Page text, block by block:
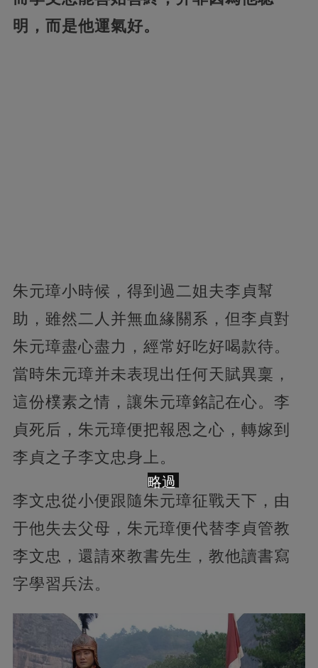
明，而是他運氣好。
朱元璋小時候，得到過二姐夫李貞幫
助，雖然二人并無血緣關系，但李貞對
朱元璋盡心盡力，經常好吃好喝款待。
當時朱元璋并未表現出任何天賦異稟，
這份樸素之情，讓朱元璋銘記在心。李
貞死后，朱元璋便把報恩之心，轉嫁到
李貞之子李文忠身上。
李文忠從小便跟隨朱元璋征戰天下，由
于他失去父母，朱元璋便代替李貞管教
李文忠，還請來教書先生，教他讀書寫
字學習兵法。
略過